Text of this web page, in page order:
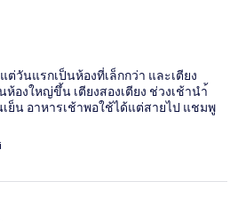
ต่วันแรกเป็นห้องที่เล็กกว่า และเตียง
ห้องใหญ่ขึ้น เตียงสองเตียง ช่วงเช้านำ้
ย็น อาหารเช้าพอใช้ได้แต่สายไป แชมพู